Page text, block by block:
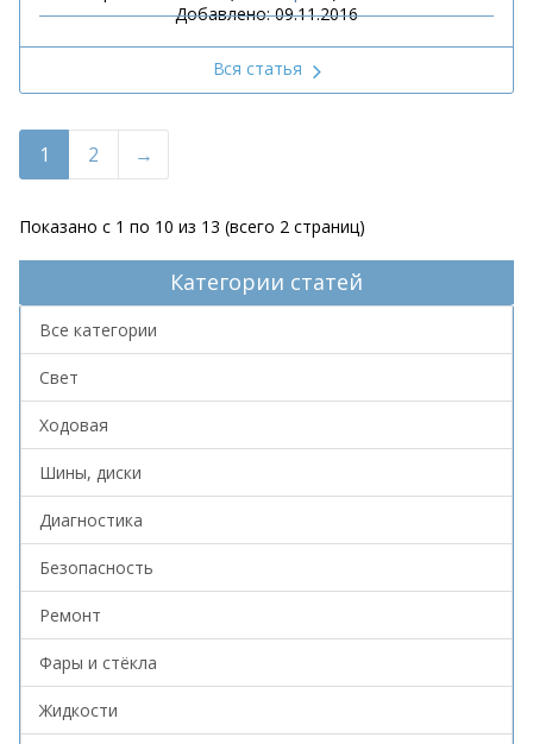
Добавлено: 09.11.2016
Вся статья
1 2
Показано с 1 по 10 из 13 (всего 2 страниц)
Категории статей
Все категории
Свет
Ходовая
Шины, диски
Диагностика
Безопасность
Ремонт
Фары и стёкла
Жидкости